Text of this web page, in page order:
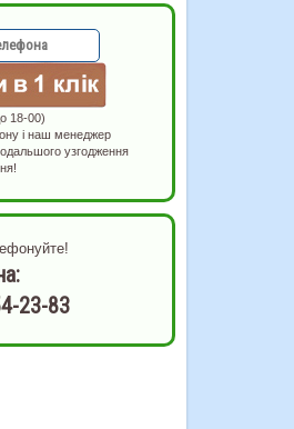
18-00)
і наш менеджер
узгодження
23-83